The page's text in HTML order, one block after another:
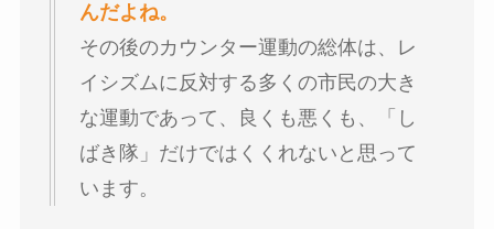
んだよね。
その後のカウンター運動の総体は、レ
イシズムに反対する多くの市民の大き
な運動であって、良くも悪くも、「し
ばき隊」だけではくくれないと思って
います。